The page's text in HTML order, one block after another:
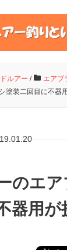
ルアー / エアブ
塗装二回目に不器
のエ
器用が